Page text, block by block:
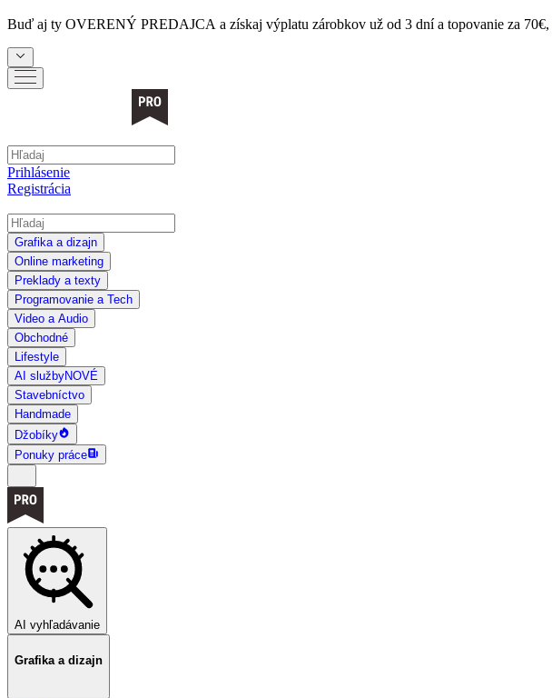
Buď aj ty OVERENÝ PREDAJCA a získaj výplatu zárobkov už od 3 dní a topovanie za 70€,
Prihlásenie
Registrácia
Grafika a dizajn
Online marketing
Preklady a texty
Programovanie a Tech
Video a Audio
Obchodné
Lifestyle
AI službyNOVÉ
Stavebníctvo
Handmade
Džobíky
Ponuky práce
AI vyhľadávanie
Grafika a dizajn